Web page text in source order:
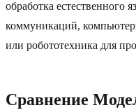
обработка естественного
коммуникаций,
или робототехника для
Сравнение